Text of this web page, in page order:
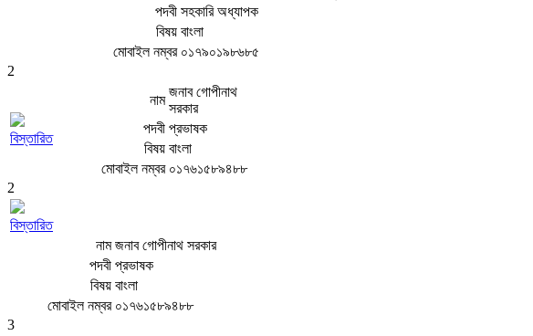
পদবী সহকারি অধ্যাপক
বিষয় বাংলা
মোবাইল নম্বর ০১৭৯০১৯৮৬৮৫
2
বিস্তারিত
নাম
জনাব গোপীনাথ
সরকার
পদবী প্রভাষক
বিষয় বাংলা
মোবাইল নম্বর ০১৭৬১৫৮৯৪৮৮
2
বিস্তারিত
নাম জনাব গোপীনাথ সরকার
পদবী প্রভাষক
বিষয় বাংলা
মোবাইল নম্বর ০১৭৬১৫৮৯৪৮৮
3